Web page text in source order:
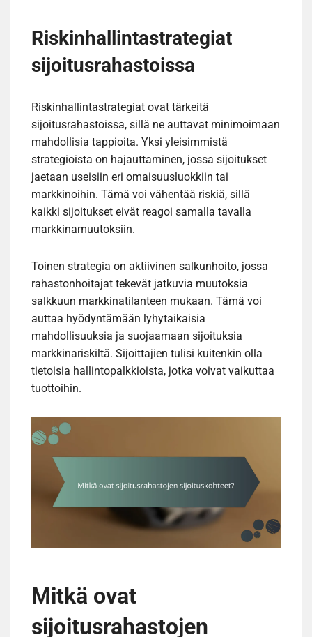
Riskinhallintastrategiat
sijoitusrahastoissa
Riskinhallintastrategiat ovat tärkeitä
sijoitusrahastoissa, sillä ne auttavat minimoimaan
mahdollisia tappioita. Yksi yleisimmistä
strategioista on hajauttaminen, jossa sijoitukset
jaetaan useisiin eri omaisuusluokkiin tai
markkinoihin. Tämä voi vähentää riskiä, sillä
kaikki sijoitukset eivät reagoi samalla tavalla
markkinamuutoksiin.
Toinen strategia on aktiivinen salkunhoito, jossa
rahastonhoitajat tekevät jatkuvia muutoksia
salkkuun markkinatilanteen mukaan. Tämä voi
auttaa hyödyntämään lyhytaikaisia
mahdollisuuksia ja suojaamaan sijoituksia
markkinariskiltä. Sijoittajien tulisi kuitenkin olla
tietoisia hallintopalkkioista, jotka voivat vaikuttaa
tuottoihin.
Mitkä ovat
sijoitusrahastojen